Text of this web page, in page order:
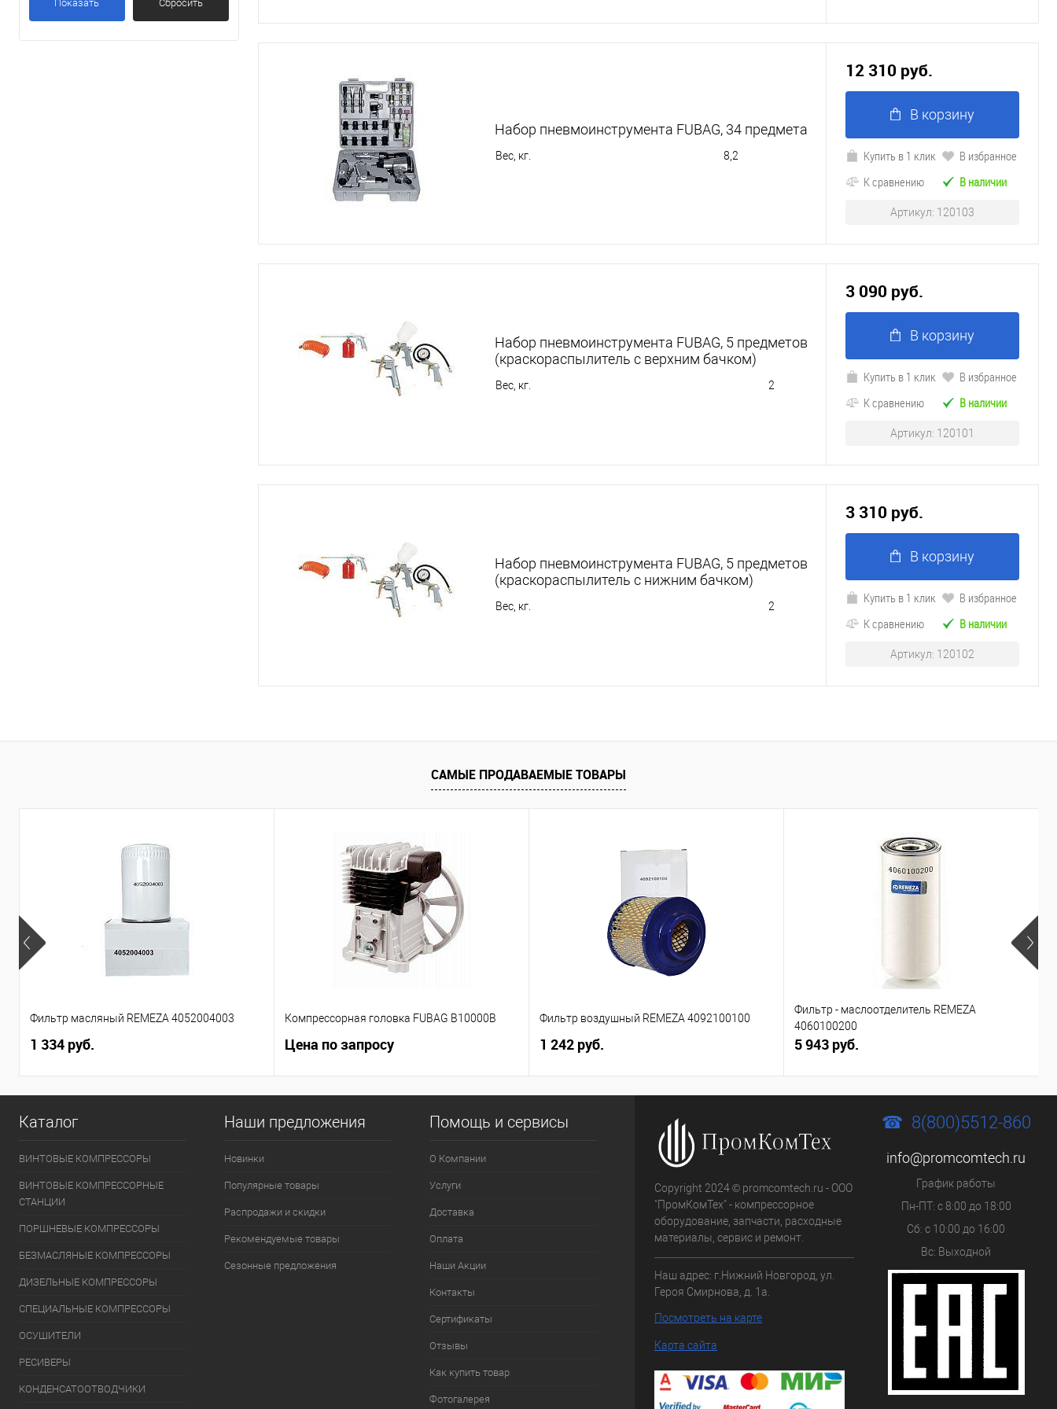
Показать Сбросить
Набор пневмоинструмента FUBAG, 34 предмета
Вес, кг. 8,2
12 310 руб.
В корзину
Купить в 1 клик
В избранное
К сравнению
В наличии
Артикул: 120103
Набор пневмоинструмента FUBAG, 5 предметов
(краскораспылитель с верхним бачком)
Вес, кг. 2
3 090 руб.
В корзину
Купить в 1 клик
В избранное
К сравнению
В наличии
Артикул: 120101
Набор пневмоинструмента FUBAG, 5 предметов
(краскораспылитель с нижним бачком)
Вес, кг. 2
3 310 руб.
В корзину
Купить в 1 клик
В избранное
К сравнению
В наличии
Артикул: 120102
САМЫЕ ПРОДАВАЕМЫЕ ТОВАРЫ
Фильтр масляный REMEZA 4052004003
1 334 руб.
Компрессорная головка FUBAG B10000B
Цена по запросу
Фильтр воздушный REMEZA 4092100100
1 242 руб.
Фильтр - маслоотделитель REMEZA
4060100200
5 943 руб.
Каталог
ВИНТОВЫЕ КОМПРЕССОРЫ
ВИНТОВЫЕ КОМПРЕССОРНЫЕ
СТАНЦИИ
ПОРШНЕВЫЕ КОМПРЕССОРЫ
БЕЗМАСЛЯНЫЕ КОМПРЕССОРЫ
ДИЗЕЛЬНЫЕ КОМПРЕССОРЫ
СПЕЦИАЛЬНЫЕ КОМПРЕССОРЫ
ОСУШИТЕЛИ
РЕСИВЕРЫ
КОНДЕНСАТООТВОДЧИКИ
Наши предложения
Новинки
Популярные товары
Распродажи и скидки
Рекомендуемые товары
Сезонные предложения
Помощь и сервисы
О Компании
Услуги
Доставка
Оплата
Наши Акции
Контакты
Сертификаты
Отзывы
Как купить товар
Фотогалерея
Copyright 2024 © promcomtech.ru - ООО
"ПромКомТех" - компрессорное
оборудование, запчасти, расходные
материалы, сервис и ремонт.
Наш адрес: г.Нижний Новгород, ул.
Героя Смирнова, д. 1а.
Посмотреть на карте
Карта сайта
8(800)5512-860
info@promcomtech.ru
График работы
Пн-ПТ: с 8:00 до 18:00
Сб: с 10:00 до 16:00
Вс: Выходной